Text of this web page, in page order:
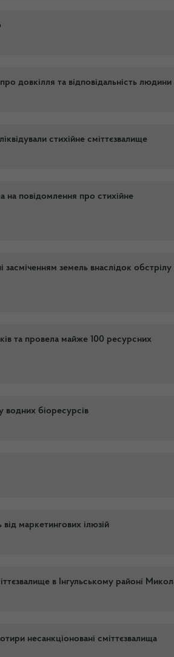
довкілля та відповідальність людини
стихійне сміттєзвалище
на повідомлення про стихійне
засміченням земель внаслідок обстрілу
та провела майже 100 ресурсних
водних біоресурсів
маркетингових ілюзій
в Інгульському районі
несанкціоновані сміттєзвалища